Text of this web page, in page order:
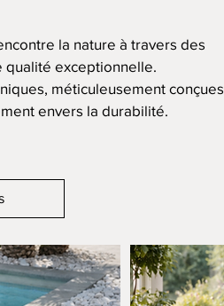
la nature à travers des
qualité exceptionnelle.
méticuleusement conçues
envers la durabilité.